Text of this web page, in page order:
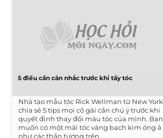
5 điều cần cân nhắc trước khi tẩy tóc
Nhà tạo mẫu tóc Rick Wellman từ New York
chia sẻ 5 tips mọi cô gái cần chú ý trước khi
quyết định thay đổi màu tóc của mình. Bạn
muốn có một mái tóc vàng bạch kim óng ả
như các thần tượng trên...